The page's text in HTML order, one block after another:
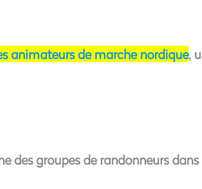
animateurs de marche nordique,
des groupes de randonneurs